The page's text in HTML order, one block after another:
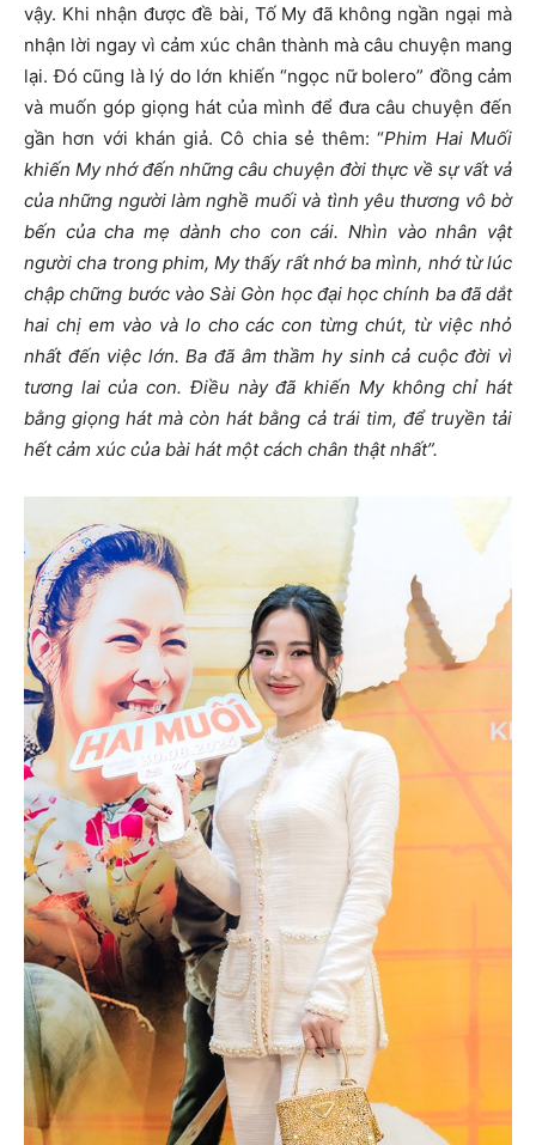
vậy. Khi nhận được đề bài, Tố My đã không ngần ngại mà
nhận lời ngay vì cảm xúc chân thành mà câu chuyện mang
lại. Đó cũng là lý do lớn khiến “ngọc nữ bolero” đồng cảm
và muốn góp giọng hát của mình để đưa câu chuyện đến
gần hơn với khán giả. Cô chia sẻ thêm: “Phim Hai Muối
khiến My nhớ đến những câu chuyện đời thực về sự vất vả
của những người làm nghề muối và tình yêu thương vô bờ
bến của cha mẹ dành cho con cái. Nhìn vào nhân vật
người cha trong phim, My thấy rất nhớ ba mình, nhớ từ lúc
chập chững bước vào Sài Gòn học đại học chính ba đã dắt
hai chị em vào và lo cho các con từng chút, từ việc nhỏ
nhất đến việc lớn. Ba đã âm thầm hy sinh cả cuộc đời vì
tương lai của con. Điều này đã khiến My không chỉ hát
bằng giọng hát mà còn hát bằng cả trái tim, để truyền tải
hết cảm xúc của bài hát một cách chân thật nhất”.